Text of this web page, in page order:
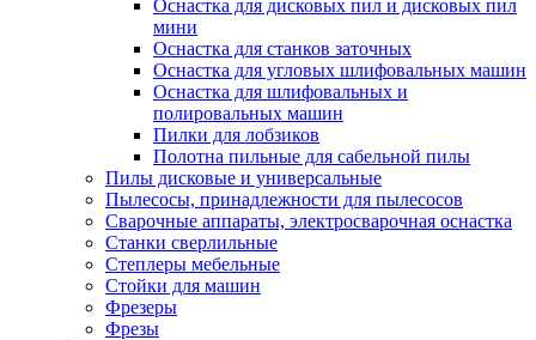
Оснастка для дисковых пил и дисковых пил
мини
Оснастка для станков заточных
Оснастка для угловых шлифовальных машин
Оснастка для шлифовальных и
полировальных машин
Пилки для лобзиков
Полотна пильные для сабельной пилы
Пилы дисковые и универсальные
Пылесосы, принадлежности для пылесосов
Сварочные аппараты, электросварочная оснастка
Станки сверлильные
Степлеры мебельные
Стойки для машин
Фрезеры
Фрезы